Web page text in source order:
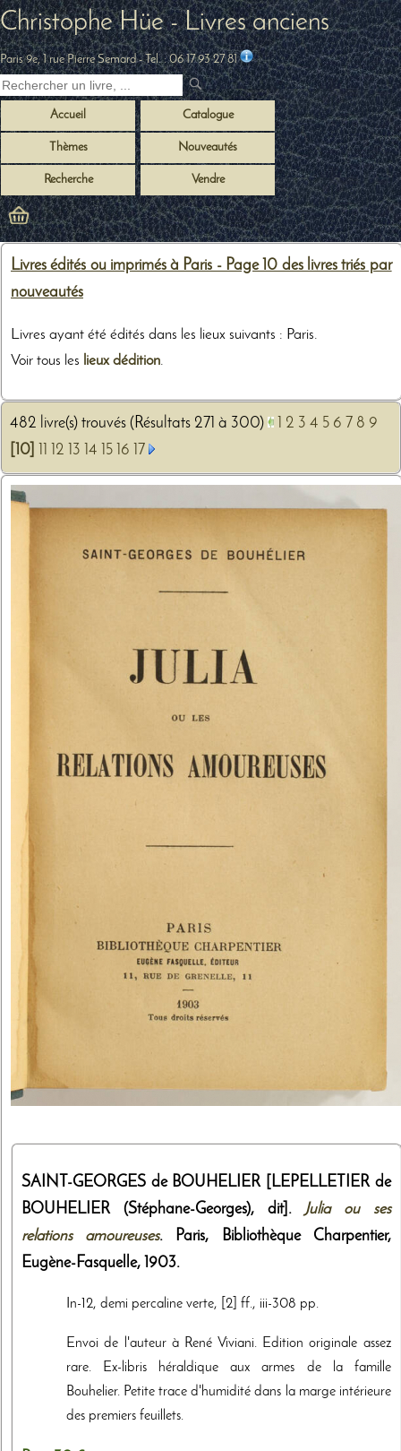
Christophe Hüe - Livres anciens
Paris 9e, 1 rue Pierre Semard- Tel. :06 17 93 27 81
Accueil Catalogue
Thèmes Nouveautés
Recherche Vendre
Livres édités ou imprimés à Paris - Page 10 des livres triés par
nouveautés
Livres ayant été édités dans les lieux suivants : Paris.
Voir tous les lieux dédition.
482 livre(s) trouvés (Résultats 271 à 300) 2 3 4 5 6 7 8 9
[10]
12 13 14 15 16 17
SAINT-GEORGES de BOUHELIER [LEPELLETIER de
BOUHELIER (Stéphane-Georges), dit]. Julia ou ses
relations amoureuses. Paris,
Bibliothèque Charpentier,
Eugène-Fasquelle, 1903.
In-12, demi percaline verte, [2] ff., iii-308 pp.
Envoi de l'auteur à René Viviani. Edition originale assez
rare. Ex-libris héraldique aux armes de la famille
Bouhelier. Petite trace d'humidité dans la marge intérieure
des premiers feuillets.